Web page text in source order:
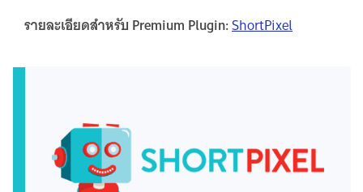
รายละเอียดสำหรับ Premium Plugin:ShortPixel